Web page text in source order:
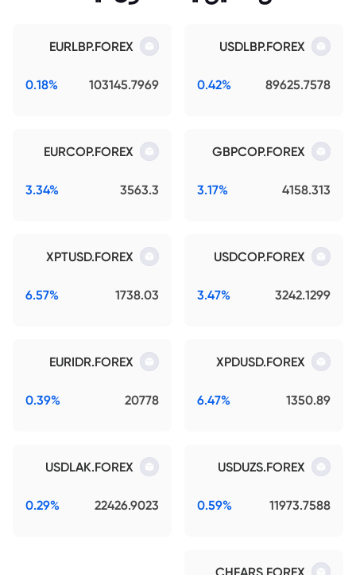
USDLBP.FOREX
89625.7578
0.42%
EURLBP.FOREX
103145.7969
0.18%
GBPCOP.FOREX
4158.313
3.17%
EURCOP.FOREX
3563.3
3.34%
USDCOP.FOREX
3242.1299
3.47%
XPTUSD.FOREX
1738.03
6.57%
XPDUSD.FOREX
1350.89
6.47%
EURIDR.FOREX
20778
0.39%
USDUZS.FOREX
11973.7588
0.59%
USDLAK.FOREX
22426.9023
0.29%